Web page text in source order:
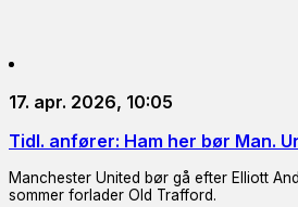
17. apr. 2026, 10:05
Tidl. anfører: Ham her bør Man.
Manchester United bør gå efter Elliott
sommer forlader Old Trafford.